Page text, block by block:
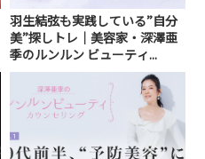
羽生結弦も実践している”自分
美”探しトレ｜美容家・深澤亜
季のルンルン ビューティ...